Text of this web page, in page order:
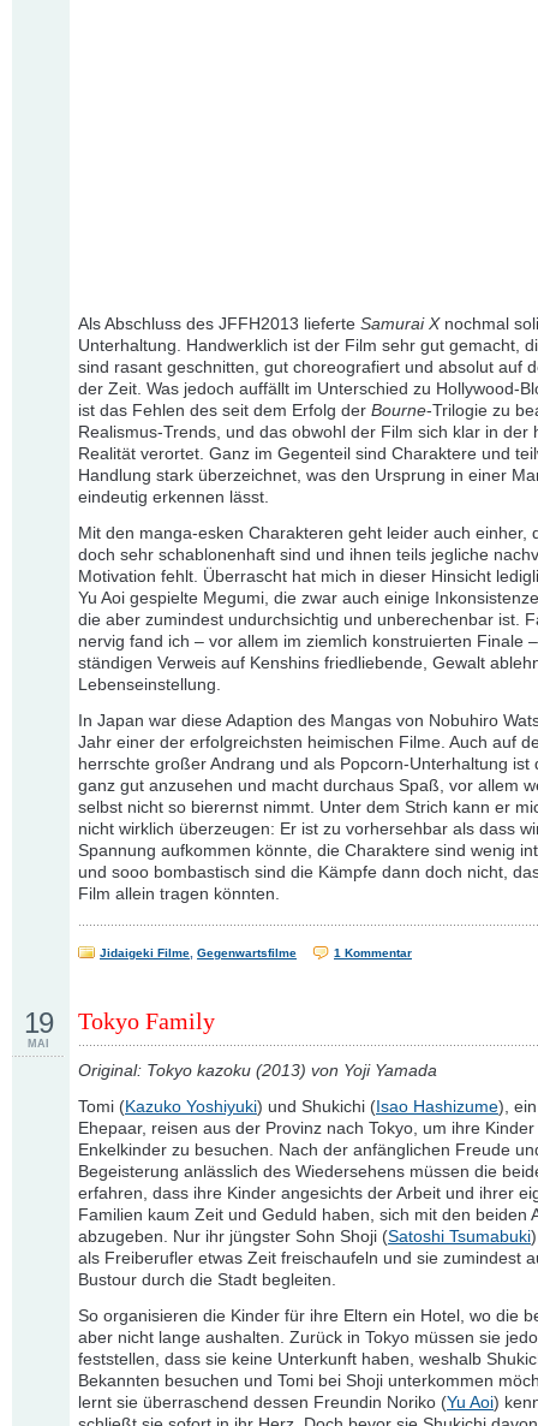
Als Abschluss des JFFH2013 lieferte Samurai Xnochmal
Unterhaltung. Handwerklich ist der Film sehr gut gemacht,
sind rasant geschnitten, gut choreografiert und absolut auf
der Zeit. Was jedoch auffällt im Unterschied zu Hollywood-
ist das Fehlen des seit dem Erfolg der Bourne-Trilogie zu
Realismus-Trends, und das obwohl der Film sich klar in der
Realität verortet. Ganz im Gegenteil sind Charaktere und
Handlung stark überzeichnet, was den Ursprung in einer
eindeutig erkennen lässt.
Mit den manga-esken Charakteren geht leider auch einher,
doch sehr schablonenhaft sind und ihnen teils jegliche
Motivation fehlt. Überrascht hat mich in dieser Hinsicht
Yu Aoi gespielte Megumi, die zwar auch einige
die aber zumindest undurchsichtig und unberechenbar ist.
nervig fand ich – vor allem im ziemlich konstruierten Finale
ständigen Verweis auf Kenshins friedliebende, Gewalt
Lebenseinstellung.
In Japan war diese Adaption des Mangas von Nobuhiro
Jahr einer der erfolgreichsten heimischen Filme. Auch auf
herrschte großer Andrang und als Popcorn-Unterhaltung ist
ganz gut anzusehen und macht durchaus Spaß, vor allem
selbst nicht so bierernst nimmt. Unter dem Strich kann er
nicht wirklich überzeugen: Er ist zu vorhersehbar als dass
Spannung aufkommen könnte, die Charaktere sind wenig
und sooo bombastisch sind die Kämpfe dann doch nicht,
Film allein tragen könnten.
Jidaigeki Filme Gegenwartsfilme 1 Kommentar
Tokyo Family
19
MAI
Original: Tokyo kazoku (2013) von Yoji Yamada
Tomi (Kazuko Yoshiyuki) und Shukichi ( Isao Hashizume),
Ehepaar, reisen aus der Provinz nach Tokyo, um ihre
Enkelkinder zu besuchen. Nach der anfänglichen Freude
Begeisterung anlässlich des Wiedersehens müssen die
erfahren, dass ihre Kinder angesichts der Arbeit und ihrer
Familien kaum Zeit und Geduld haben, sich mit den beiden
abzugeben. Nur ihr jüngster Sohn Shoji (Satoshi Tsumabuki
als Freiberufler etwas Zeit freischaufeln und sie zumindest
Bustour durch die Stadt begleiten.
So organisieren die Kinder für ihre Eltern ein Hotel, wo die
aber nicht lange aushalten. Zurück in Tokyo müssen sie
feststellen, dass sie keine Unterkunft haben, weshalb
Bekannten besuchen und Tomi bei Shoji unterkommen
lernt sie überraschend dessen Freundin Noriko (Yu Aoi)